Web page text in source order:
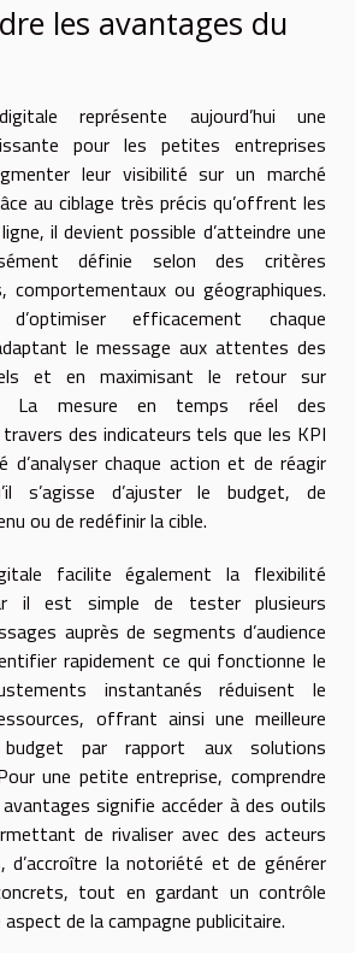
les avantages du
représente aujourd’hui une
pour les petites entreprises
leur visibilité sur un marché
au ciblage très précis qu’offrent les
il devient possible d’atteindre une
définie selon des critères
comportementaux ou géographiques.
efficacement chaque
le message aux attentes des
et en maximisant le retour sur
La mesure en temps réel des
des indicateurs tels que les KPI
d’analyser chaque action et de réagir
s’agisse d’ajuster le budget, de
ou de redéfinir la cible.
facilite également la flexibilité
il est simple de tester plusieurs
auprès de segments d’audience
rapidement ce qui fonctionne le
instantanés réduisent le
offrant ainsi une meilleure
par rapport aux solutions
une petite entreprise, comprendre
signifie accéder à des outils
de rivaliser avec des acteurs
d’accroître la notoriété et de générer
tout en gardant un contrôle
de la campagne publicitaire.